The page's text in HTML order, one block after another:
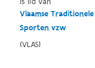
Vlaamse Traditionele
Sporten vzw
(VLAS)